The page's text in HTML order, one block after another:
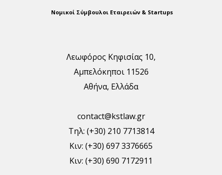
Νομικοί Σύμβουλοι Εταιρειών & Startups
Λεωφόρος Κηφισίας 10,
Αμπελόκηποι 11526
Αθήνα, Ελλάδα
contact@kstlaw.gr
Τηλ: (+30) 210 7713814
Κιν: (+30) 697 3376665
Κιν: (+30) 690 7172911